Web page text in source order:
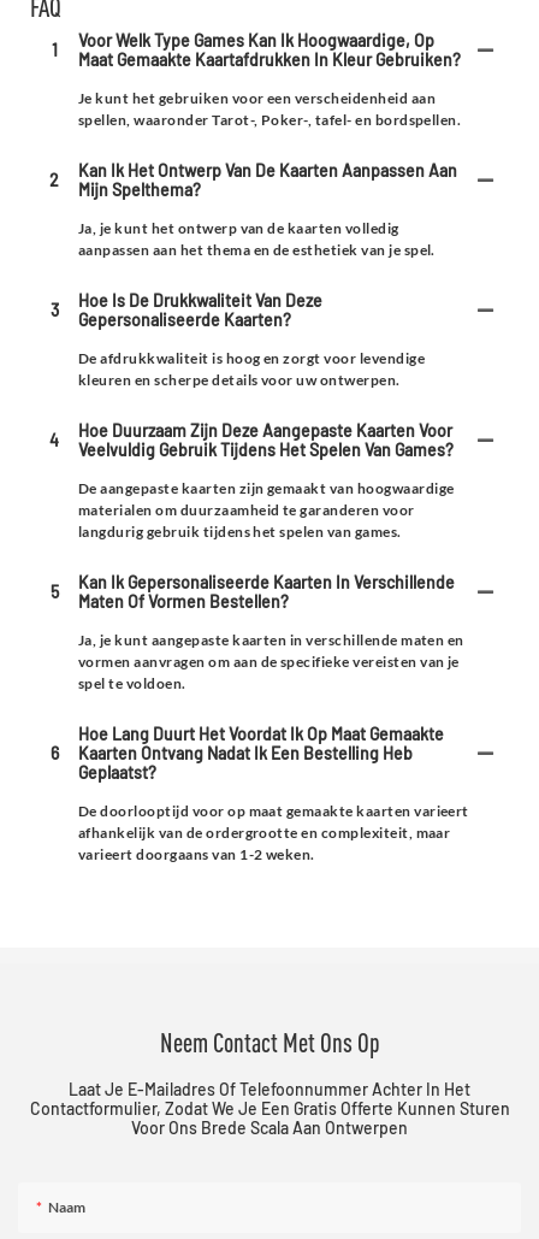
FAQ
1
Voor Welk Type Games Kan Ik Hoogwaardige, Op
Maat Gemaakte Kaartafdrukken In Kleur Gebruiken?
Je kunt het gebruiken voor een verscheidenheid aan
spellen, waaronder Tarot-, Poker-, tafel- en bordspellen.
2
Kan Ik Het Ontwerp Van De Kaarten Aanpassen Aan
Mijn Spelthema?
Ja, je kunt het ontwerp van de kaarten volledig
aanpassen aan het thema en de esthetiek van je spel.
3
Hoe Is De Drukkwaliteit Van Deze
Gepersonaliseerde Kaarten?
De afdrukkwaliteit is hoog en zorgt voor levendige
kleuren en scherpe details voor uw ontwerpen.
4
Hoe Duurzaam Zijn Deze Aangepaste Kaarten Voor
Veelvuldig Gebruik Tijdens Het Spelen Van Games?
De aangepaste kaarten zijn gemaakt van hoogwaardige
materialen om duurzaamheid te garanderen voor
langdurig gebruik tijdens het spelen van games.
5
Kan Ik Gepersonaliseerde Kaarten In Verschillende
Maten Of Vormen Bestellen?
Ja, je kunt aangepaste kaarten in verschillende maten en
vormen aanvragen om aan de specifieke vereisten van je
spel te voldoen.
6
Hoe Lang Duurt Het Voordat Ik Op Maat Gemaakte
Kaarten Ontvang Nadat Ik Een Bestelling Heb
Geplaatst?
De doorlooptijd voor op maat gemaakte kaarten varieert
afhankelijk van de ordergrootte en complexiteit, maar
varieert doorgaans van 1-2 weken.
Neem Contact Met Ons Op
Laat Je E-Mailadres Of Telefoonnummer Achter In Het
Contactformulier, Zodat We Je Een Gratis Offerte Kunnen Sturen
Voor Ons Brede Scala Aan Ontwerpen
Naam